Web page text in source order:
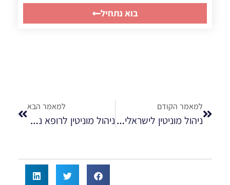
בוא נתחיל
למאמר הקודם
ניהול מוניטין לישראלים בחו"ל
למאמר הבא
ניהול מוניטין לרופא נשים